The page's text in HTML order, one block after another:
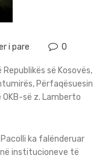
i pare 0
së Kosovës,
Përfaqësuesin
së z. Lamberto
ka falënderuar
institucioneve të